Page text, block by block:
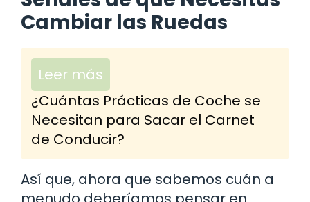
Cambiar las Ruedas
Leer más
¿Cuántas Prácticas de Coche se
Necesitan para Sacar el Carnet
de Conducir?
Así que, ahora que sabemos cuán a